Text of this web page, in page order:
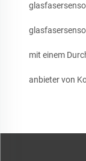
mit einem
anbieter von